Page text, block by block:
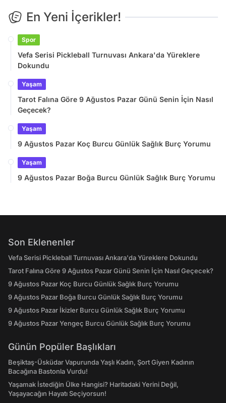
En Yeni İçerikler!
Spor
Vefa Serisi Pickleball Turnuvası Ankara'da Yüreklere
Dokundu
Yaşam
Tarot Falına Göre 9 Ağustos Pazar Günü Senin İçin Nasıl
Geçecek?
Yaşam
9 Ağustos Pazar Koç Burcu Günlük Sağlık Burç Yorumu
Yaşam
9 Ağustos Pazar Boğa Burcu Günlük Sağlık Burç Yorumu
Son Eklenenler
Vefa Serisi Pickleball Turnuvası Ankara'da Yüreklere Dokundu
Tarot Falına Göre 9 Ağustos Pazar Günü Senin İçin Nasıl Geçecek?
9 Ağustos Pazar Koç Burcu Günlük Sağlık Burç Yorumu
9 Ağustos Pazar Boğa Burcu Günlük Sağlık Burç Yorumu
9 Ağustos Pazar İkizler Burcu Günlük Sağlık Burç Yorumu
9 Ağustos Pazar Yengeç Burcu Günlük Sağlık Burç Yorumu
Günün Popüler Başlıkları
Beşiktaş-Üsküdar Vapurunda Yaşlı Kadın, Şort Giyen Kadının
Bacağına Bastonla Vurdu!
Yaşamak İstediğin Ülke Hangisi? Haritadaki Yerini Değil,
Yaşayacağın Hayatı Seçiyorsun!